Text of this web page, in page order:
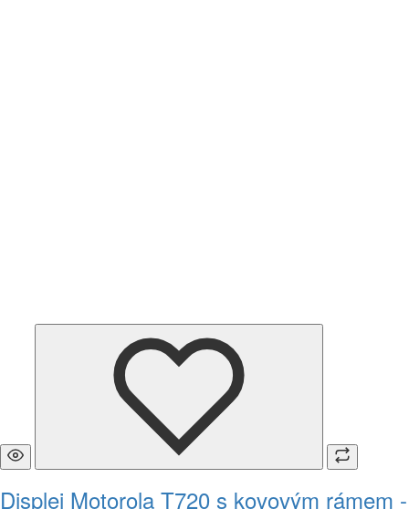
Displej Motorola T720 s kovovým rámem -